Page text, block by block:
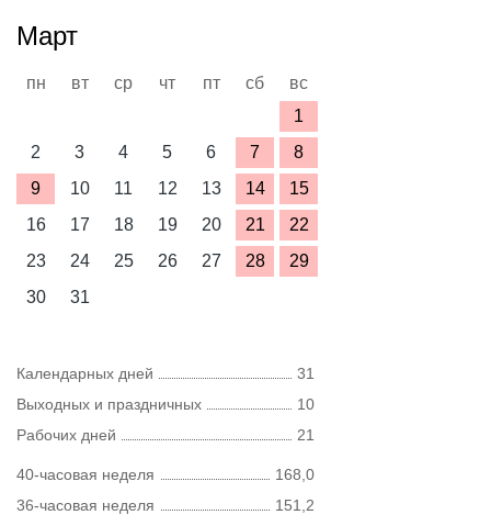
Март
пн вт ср чт пт сб
вс
1
2
3 4 5 6 7
8
9
10 11 12 13 14
15
16
17 18 19 20 21
22
23
24 25 26 27 28
29
30
31
Календарных дней
31
Выходных и праздничных
10
Рабочих дней
21
40-часовая неделя
168,0
36-часовая неделя
151,2